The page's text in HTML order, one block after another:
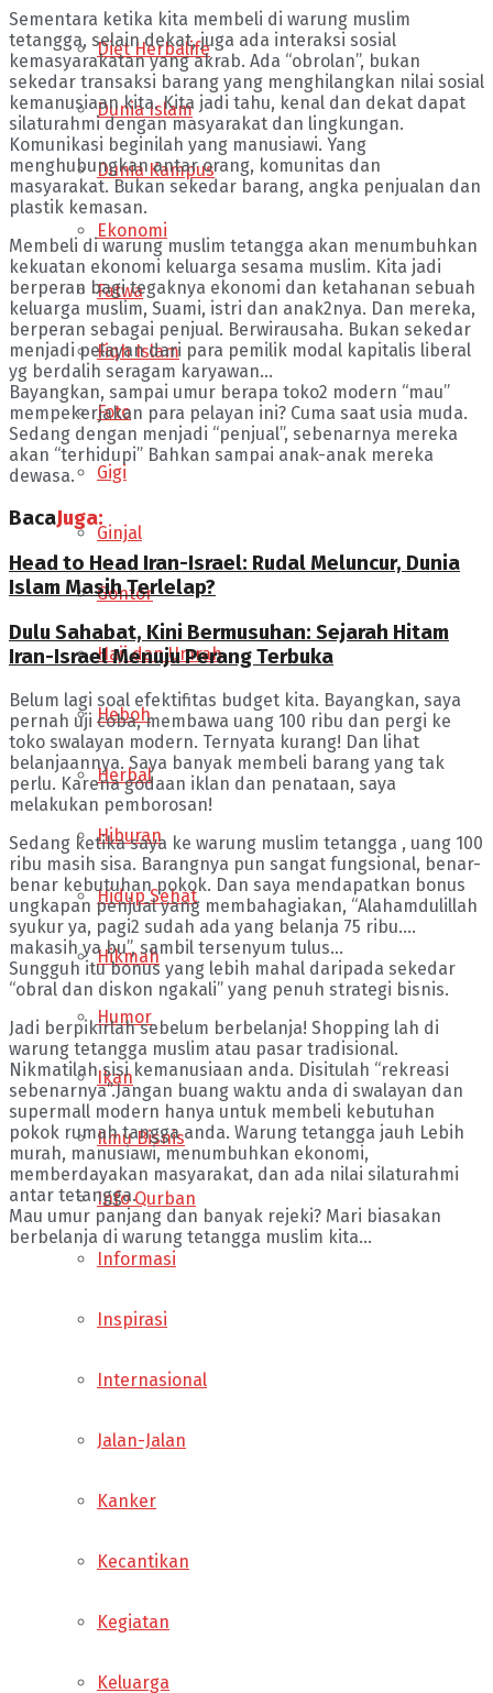
Diet Herbalife
Dunia Islam
Dunia Kampus
Ekonomi
Fatwa
Fiqh Islam
Foto
Gigi
Ginjal
Gontor
Haji dan Umrah
Heboh
Herbal
Hiburan
Hidup Sehat
Hikmah
Humor
Ikan
Ilmu Bisnis
Info Qurban
Informasi
Inspirasi
Internasional
Jalan-Jalan
Kanker
Kecantikan
Kegiatan
Keluarga
Sementara ketika kita membeli di warung muslim
tetangga, selain dekat, juga ada interaksi sosial
kemasyarakatan yang akrab. Ada “obrolan”, bukan
sekedar transaksi barang yang menghilangkan nilai sosial
kemanusiaan kita. Kita jadi tahu, kenal dan dekat dapat
silaturahmi dengan masyarakat dan lingkungan.
Komunikasi beginilah yang manusiawi. Yang
menghubungkan antar orang, komunitas dan
masyarakat. Bukan sekedar barang, angka penjualan dan
plastik kemasan.
Membeli di warung muslim tetangga akan menumbuhkan
kekuatan ekonomi keluarga sesama muslim. Kita jadi
berperan bagi tegaknya ekonomi dan ketahanan sebuah
keluarga muslim, Suami, istri dan anak2nya. Dan mereka,
berperan sebagai penjual. Berwirausaha. Bukan sekedar
menjadi pelayan dari para pemilik modal kapitalis liberal
yg berdalih seragam karyawan…
Bayangkan, sampai umur berapa toko2 modern “mau”
mempekerjakan para pelayan ini? Cuma saat usia muda.
Sedang dengan menjadi “penjual”, sebenarnya mereka
akan “terhidupi” Bahkan sampai anak-anak mereka
dewasa.
BacaJuga:
Head to Head Iran-Israel: Rudal Meluncur, Dunia
Islam Masih Terlelap?
Dulu Sahabat, Kini Bermusuhan: Sejarah Hitam
Iran-Israel Menuju Perang Terbuka
Belum lagi soal efektifitas budget kita. Bayangkan, saya
pernah uji coba, membawa uang 100 ribu dan pergi ke
toko swalayan modern. Ternyata kurang! Dan lihat
belanjaannya. Saya banyak membeli barang yang tak
perlu. Karena godaan iklan dan penataan, saya
melakukan pemborosan!
Sedang ketika saya ke warung muslim tetangga , uang 100
ribu masih sisa. Barangnya pun sangat fungsional, benar-
benar kebutuhan pokok. Dan saya mendapatkan bonus
ungkapan penjual yang membahagiakan, “Alahamdulillah
syukur ya, pagi2 sudah ada yang belanja 75 ribu….
makasih ya bu”, sambil tersenyum tulus…
Sungguh itu bonus yang lebih mahal daripada sekedar
“obral dan diskon ngakali” yang penuh strategi bisnis.
Jadi berpikirlah sebelum berbelanja! Shopping lah di
warung tetangga muslim atau pasar tradisional.
Nikmatilah sisi kemanusiaan anda. Disitulah “rekreasi
sebenarnya”.Jangan buang waktu anda di swalayan dan
supermall modern hanya untuk membeli kebutuhan
pokok rumah tangga anda. Warung tetangga jauh Lebih
murah, manusiawi, menumbuhkan ekonomi,
memberdayakan masyarakat, dan ada nilai silaturahmi
antar tetangga.
Mau umur panjang dan banyak rejeki? Mari biasakan
berbelanja di warung tetangga muslim kita…